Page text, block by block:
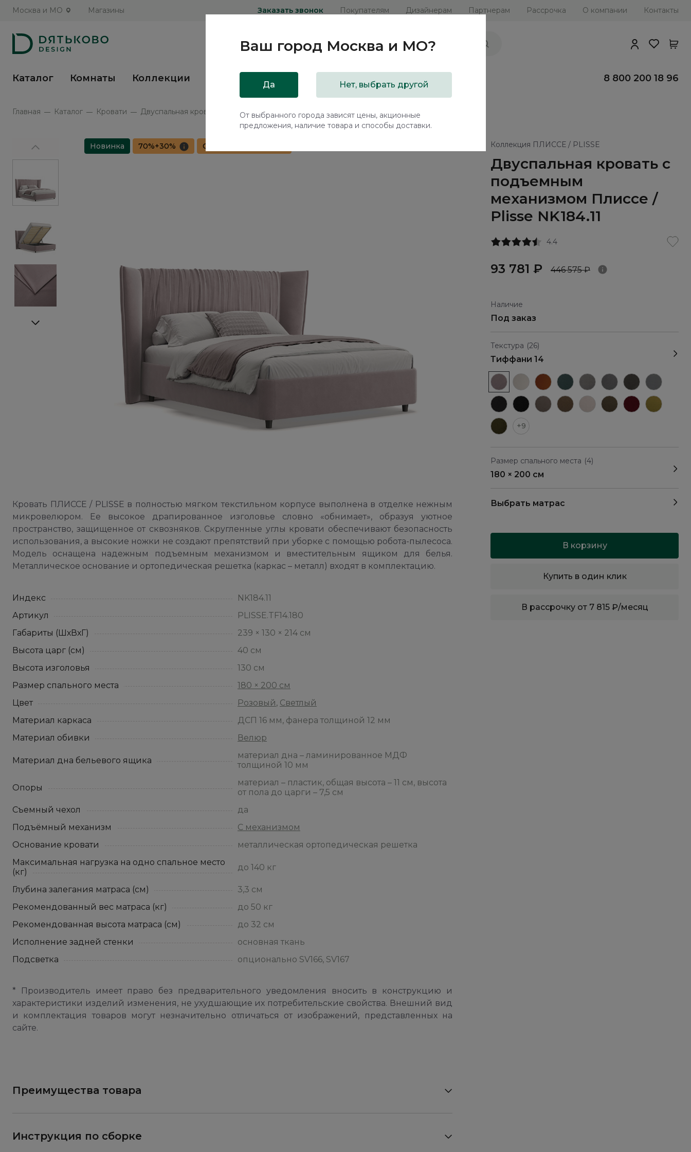
Москва и МО Магазины Заказать звонок Покупателям Дизайнерам Партнерам Рассрочка О компании Контакты
Каталог Комнаты Коллекции Распродажа 8 800 200 18 96
Главная Каталог Кровати Двуспальная кровать с подъемным механизмом Плиссе / Plisse NK184.11
Коллекция ПЛИССЕ / PLISSE
Двуспальная кровать с
подъемным
механизмом Плиссе /
Plisse NK184.11
4.4
93 781 ₽ 446 575 ₽
Наличие
Под заказ
Текстура (26)
Тиффани 14
+9
Размер спального места (4)
180 × 200 см
Выбрать матрас
В корзину
Купить в один клик
В рассрочку от 7 815 ₽/месяц
Новинка 70%+30% Сборка в подарок
Кровать ПЛИССЕ / PLISSE в полностью мягком текстильном корпусе выполнена в отделке нежным
микровелюром. Ее высокое драпированное изголовье словно «обнимает», образуя уютное
пространство, защищенное от сквозняков. Скругленные углы кровати обеспечивают безопасность
использования, а высокие ножки не создают препятствий при уборке с помощью робота-пылесоса.
Модель оснащена надежным подъемным механизмом и вместительным ящиком для белья.
Металлическое основание и ортопедическая решетка (каркас – металл) входят в комплектацию.
Индекс
NK184.11
Артикул
PLISSE.TF14.180
Габариты (ШхВхГ)
239 × 130 × 214 см
Высота царг (см)
40 см
Высота изголовья
130 см
Размер спального места
180 × 200 см
Цвет
Розовый, Светлый
Материал каркаса
ДСП 16 мм, фанера толщиной 12 мм
Материал обивки
Велюр
Материал дна бельевого ящика
материал дна – ламинированное МДФ
толщиной 10 мм
Опоры
материал – пластик, общая высота – 11 см, высота
от пола до царги – 7,5 см
Съемный чехол
да
Подъёмный механизм
С механизмом
Основание кровати
металлическая ортопедическая решетка
Максимальная нагрузка на одно спальное место
(кг)
до 140 кг
Глубина залегания матраса (см)
3,3 см
Рекомендованный вес матраса (кг)
до 50 кг
Рекомендованная высота матраса (см)
до 32 см
Исполнение задней стенки
основная ткань
Подсветка
опционально SV166, SV167
* Производитель имеет право без предварительного уведомления вносить в конструкцию и
характеристики изделий изменения, не ухудшающие их потребительские свойства. Внешний вид
и комплектация товаров могут незначительно отличаться от изображений, представленных на
сайте.
Преимущества товара
Инструкция по сборке
Ваш город Москва и МО?
Да Нет, выбрать другой
От выбранного города зависят цены, акционные
предложения, наличие товара и способы доставки.